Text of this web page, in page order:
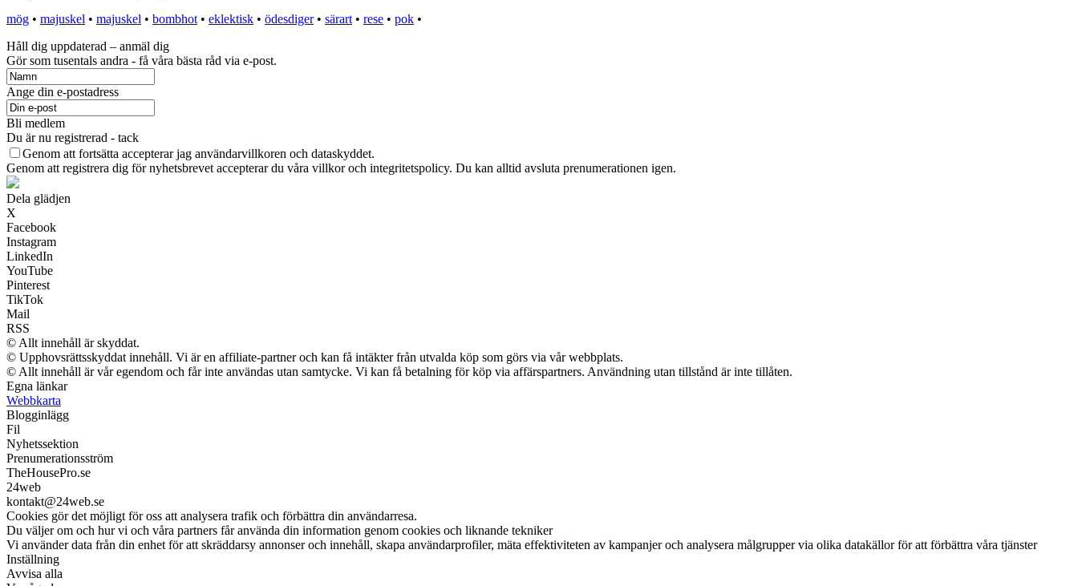
mög • majuskel • majuskel • bombhot • eklektisk • ödesdiger• särart • rese • pok •
Håll dig uppdaterad – anmäl dig
Gör som tusentals andra - få våra bästa råd via e-post.
Ange din e-postadress
Bli medlem
Du är nu registrerad - tack
Genom att fortsätta accepterar jag användarvillkoren och dataskyddet.
Genom att registrera dig för nyhetsbrevet accepterar du våra villkor och integritetspolicy. Du kan alltid avsluta prenumerationen igen.
Dela glädjen
X
Facebook
Instagram
LinkedIn
YouTube
Pinterest
TikTok
Mail
RSS
© Allt innehåll är skyddat.
© Upphovsrättsskyddat innehåll. Vi är en affiliate-partner och kan få intäkter från utvalda köp som görs via vår webbplats.
© Allt innehåll är vår egendom och får inte användas utan samtycke. Vi kan få betalning för köp via affärspartners. Användning utan tillstånd är inte tillåten.
Egna länkar
Webbkarta
Blogginlägg
Fil
Nyhetssektion
Prenumerationsström
TheHousePro.se
24web
kontakt@24web.se
Cookies gör det möjligt för oss att analysera trafik och förbättra din användarresa.
Du väljer om och hur vi och våra partners får använda din information genom cookies och liknande tekniker
Vi använder data från din enhet för att skräddarsy annonser och innehåll, skapa användarprofiler, mäta effektiviteten av kampanjer och analysera målgrupper via olika datakällor för att förbättra våra tjänster
Inställning
Avvisa alla